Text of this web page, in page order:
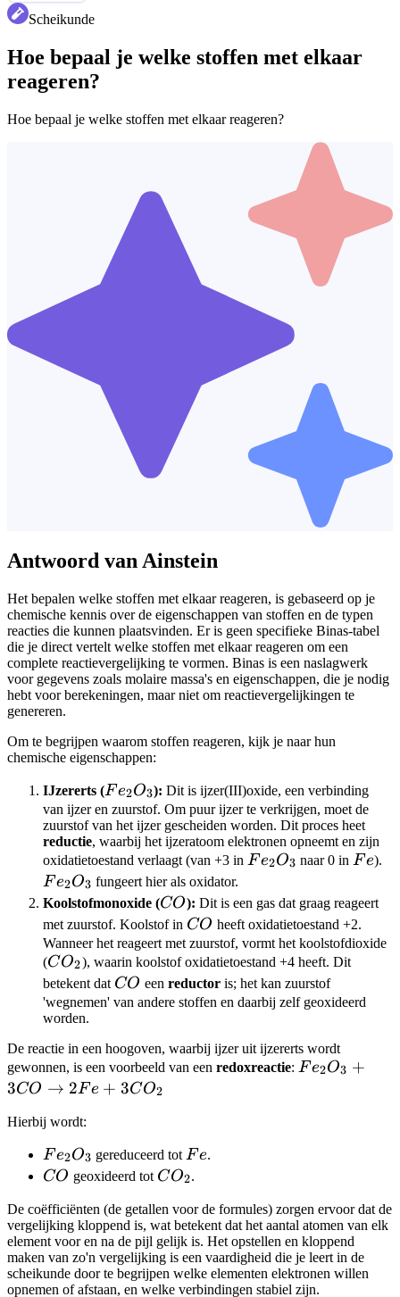
Scheikunde
Hoe bepaal je welke stoffen met elkaar
reageren?
Hoe bepaal je welke stoffen met elkaar reageren?
Antwoord van Ainstein
Het bepalen welke stoffen met elkaar reageren, is gebaseerd op je
chemische kennis over de eigenschappen van stoffen en de typen
reacties die kunnen plaatsvinden. Er is geen specifieke Binas-tabel
die je direct vertelt welke stoffen met elkaar reageren om een
complete reactievergelijking te vormen. Binas is een naslagwerk
voor gegevens zoals molaire massa's en eigenschappen, die je nodig
hebt voor berekeningen, maar niet om reactievergelijkingen te
genereren.
Om te begrijpen waarom stoffen reageren, kijk je naar hun
chemische eigenschappen:
IJzererts (Fe_2O_3
F e2O3): Dit is ijzer(III)oxide, een verbinding
van ijzer en zuurstof. Om puur ijzer te verkrijgen, moet de
zuurstof van het ijzer gescheiden worden. Dit proces heet
reductie, waarbij het ijzeratoom elektronen opneemt en zijn
oxidatietoestand verlaagt (van +3 in Fe_2O_3
F e2O3 naar 0 in Fe
Fe).
F e2O3 fungeert hier als oxidator.
Koolstofmonoxide (CO
CO): Dit is een gas dat graag reageert
met zuurstof. Koolstof in CO
CO heeft oxidatietoestand +2.
Wanneer het reageert met zuurstof, vormt het koolstofdioxide
(CO_2
CO2), waarin koolstof oxidatietoestand +4 heeft. Dit
betekent dat CO
CO een reductoris; het kan zuurstof
'wegnemen' van andere stoffen en daarbij zelf geoxideerd
worden.
De reactie in een hoogoven, waarbij ijzer uit ijzererts wordt
gewonnen, is een voorbeeld van een redoxreactie: Fe_2O_3 +
F e2O3 +
3CO → 2Fe + 3CO2
Hierbij wordt:
Fe_2O_3
F e2O3 gereduceerd tot Fe
Fe.
CO
CO geoxideerd tot CO_2
CO2.
De coëfficiënten (de getallen voor de formules) zorgen ervoor dat de
vergelijking kloppend is, wat betekent dat het aantal atomen van elk
element voor en na de pijl gelijk is. Het opstellen en kloppend
maken van zo'n vergelijking is een vaardigheid die je leert in de
scheikunde door te begrijpen welke elementen elektronen willen
opnemen of afstaan, en welke verbindingen stabiel zijn.